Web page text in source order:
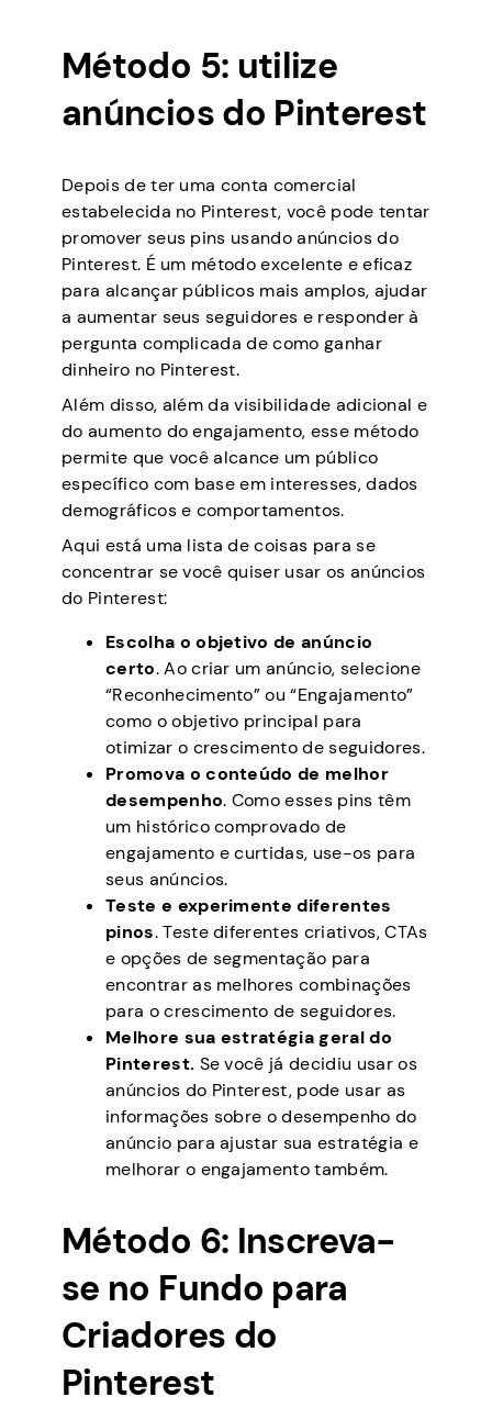
Método 5: utilize
anúncios do Pinterest
Depois de ter uma conta comercial
estabelecida no Pinterest, você pode tentar
promover seus pins usando anúncios do
Pinterest. É um método excelente e eficaz
para alcançar públicos mais amplos, ajudar
a aumentar seus seguidores e responder à
pergunta complicada de como ganhar
dinheiro no Pinterest.
Além disso, além da visibilidade adicional e
do aumento do engajamento, esse método
permite que você alcance um público
específico com base em interesses, dados
demográficos e comportamentos.
Aqui está uma lista de coisas para se
concentrar se você quiser usar os anúncios
do Pinterest:
Escolha o objetivo de anúncio
certo.Ao criar um anúncio, selecione
“Reconhecimento” ou “Engajamento”
como o objetivo principal para
otimizar o crescimento de seguidores.
Promova o conteúdo de melhor
desempenho. Como esses pins têm
um histórico comprovado de
engajamento e curtidas, use-os para
seus anúncios.
Teste e experimente diferentes
pinos.Teste diferentes criativos, CTAs
e opções de segmentação para
encontrar as melhores combinações
para o crescimento de seguidores.
Melhore sua estratégia geral do
Pinterest. Se você já decidiu usar os
anúncios do Pinterest, pode usar as
informações sobre o desempenho do
anúncio para ajustar sua estratégia e
melhorar o engajamento também.
Método 6: Inscreva-
se no Fundo para
Criadores do
Pinterest